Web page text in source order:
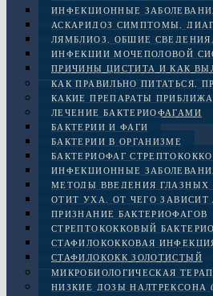
ИНФЕКЦИОННЫЕ
АСКАРИДОЗ СИМПТОМЫ,
ЛЯМБЛИОЗ. ОБЩИЕ СВЕДЕНИЯ.
ИНФЕКЦИИ МОЧЕПОЛОВОЙ
ПРИЧИНЫ ЦИСТИТА И КАК
КАК ПРАВИЛЬНО ПИТАТЬСЯ,
КАКИЕ ПРЕПАРАТЫ
ЛЕЧЕНИЕ БАКТЕРИОФАГАМИ
БАКТЕРИИ И ФАГИ
БАКТЕРИИ В ОРГАНИЗМЕ
БАКТЕРИОФАГ
ИНФЕКЦИОННЫЕ
МЕТОДЫ ВВЕДЕНИЯ ГЛАЗНЫХ
ОТИТ УХА. ОТ ЧЕГО ЗАВИСИТ
ПРИЗНАНИЕ БАКТЕРИОФАГОВ
СТРЕПТОКОККОВЫЙ
СТАФИЛОКОККОВАЯ
СТАФИЛОКОКК ЗОЛОТИСТЫЙ
МИКРОБИОЛОГИЧЕСКАЯ
НИЗКИЕ ДОЗЫ НАЛТРЕКСОНА